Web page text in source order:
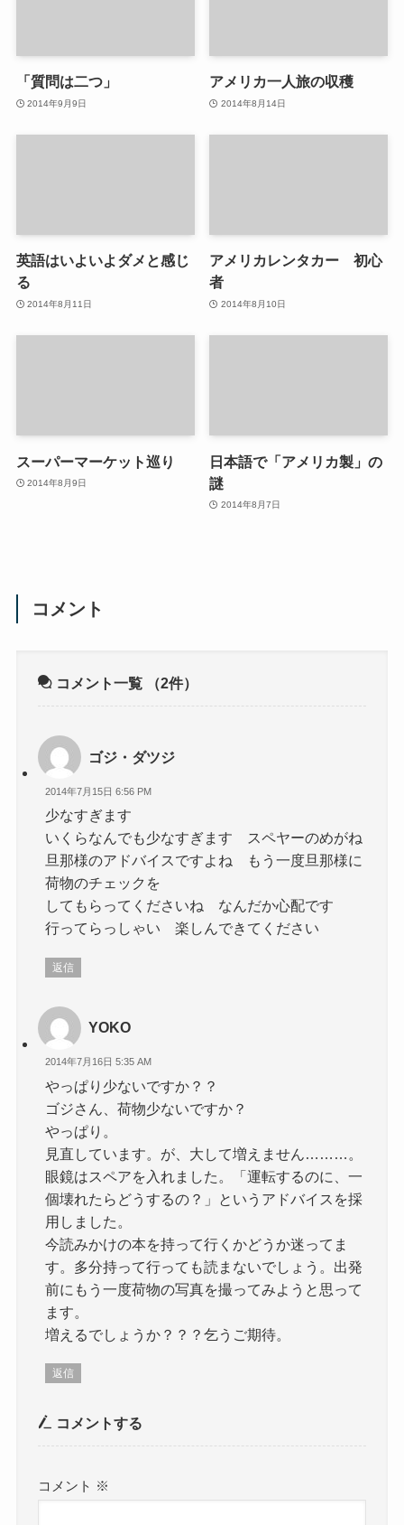
「質問は二つ」
2014年9月9日
アメリカ一人旅の収穫
2014年8月14日
英語はいよいよダメと感じ
る
2014年8月11日
アメリカレンタカー 初心
者
2014年8月10日
スーパーマーケット巡り
2014年8月9日
日本語で「アメリカ製」の
謎
2014年8月7日
コメント
コメント一覧 （2件）
ゴジ・ダツジ
2014年7月15日 6:56 PM
少なすぎます
いくらなんでも少なすぎます スペヤーのめがね
旦那様のアドバイスですよね もう一度旦那様に
荷物のチェックを
してもらってくださいね なんだか心配です
行ってらっしゃい 楽しんできてください
返信
YOKO
2014年7月16日 5:35 AM
やっぱり少ないですか？？
ゴジさん、荷物少ないですか？
やっぱり。
見直しています。が、大して増えません………。
眼鏡はスペアを入れました。「運転するのに、一
個壊れたらどうするの？」というアドバイスを採
用しました。
今読みかけの本を持って行くかどうか迷ってま
す。多分持って行っても読まないでしょう。出発
前にもう一度荷物の写真を撮ってみようと思って
ます。
増えるでしょうか？？？乞うご期待。
返信
コメントする
コメント ※